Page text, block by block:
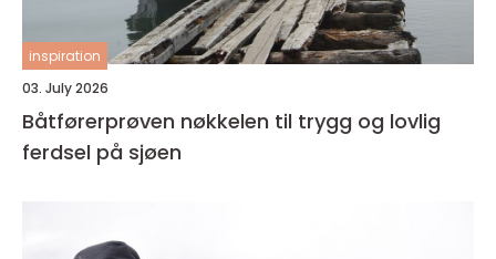
inspiration
03. July 2026
Båtførerprøven nøkkelen til trygg og lovlig
ferdsel på sjøen